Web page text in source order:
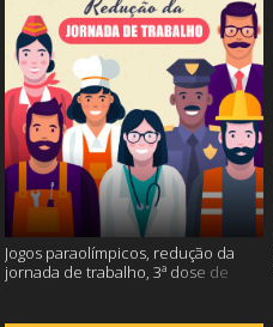
Jogos paraolímpicos, redução da
jornada de trabalho, 3ª dose de